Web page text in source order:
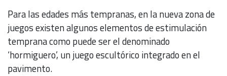
Para las edades más tempranas, en la nueva zona de
juegos existen algunos elementos de estimulación
temprana como puede ser el denominado
‘hormiguero’, un juego escultórico integrado en el
pavimento.